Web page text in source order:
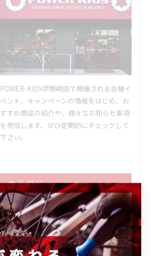
POWER-KIDS伊勢崎店で開催される各種イ
ベント、キャンペーンの情報をはじめ、お
すすめ商品の紹介や、様々なお知らせ事項
を発信します。ぜひ定期的にチェックして
下さい。
カテゴリー Categories
全てのカテゴリー
ロードバイク
メンテナンス